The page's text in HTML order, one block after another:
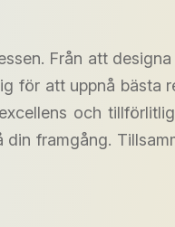
Från att
för att uppnå bästa
och
framgång.